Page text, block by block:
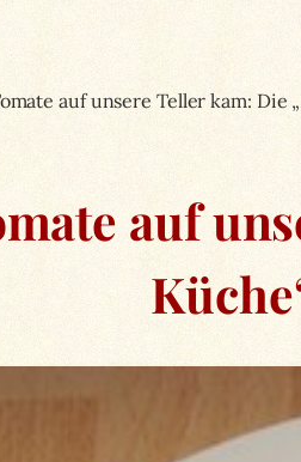
auf unsere Teller kam: Die
auf